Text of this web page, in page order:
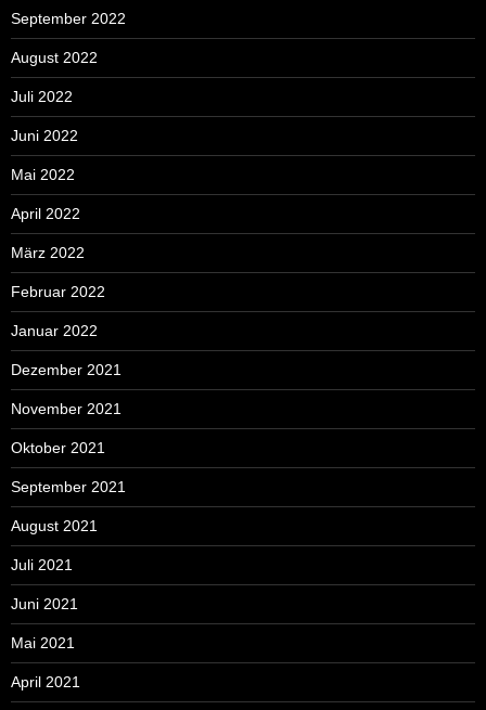
September 2022
August 2022
Juli 2022
Juni 2022
Mai 2022
April 2022
März 2022
Februar 2022
Januar 2022
Dezember 2021
November 2021
Oktober 2021
September 2021
August 2021
Juli 2021
Juni 2021
Mai 2021
April 2021